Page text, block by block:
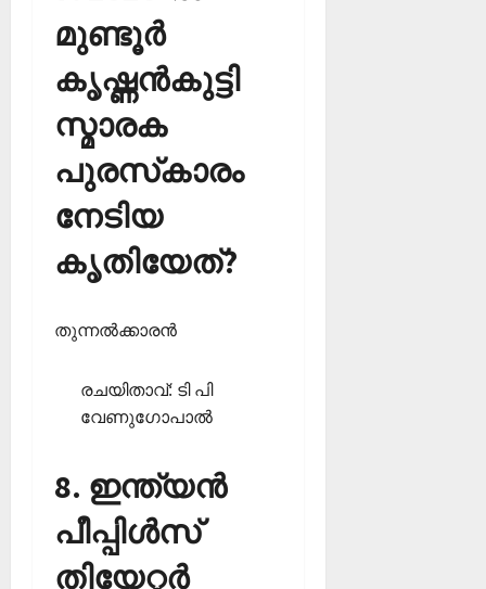
മുണ്ടൂര്‍
കൃഷ്ണന്‍കുട്ടി
സ്മാരക
പുരസ്‌കാരം
നേടിയ
കൃതിയേത്?
തുന്നല്‍ക്കാരന്‍
രചയിതാവ്: ടി പി
വേണുഗോപാല്‍
8. ഇന്ത്യന്‍
പീപ്പിള്‍സ്
തിയേറ്റര്‍